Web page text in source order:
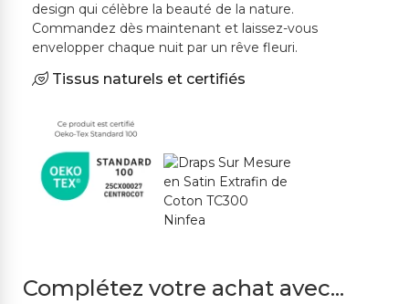
design qui célèbre la beauté de la nature.
Commandez dès maintenant et laissez-vous
envelopper chaque nuit par un rêve fleuri.
Tissus naturels et certifiés
Complétez votre achat avec...